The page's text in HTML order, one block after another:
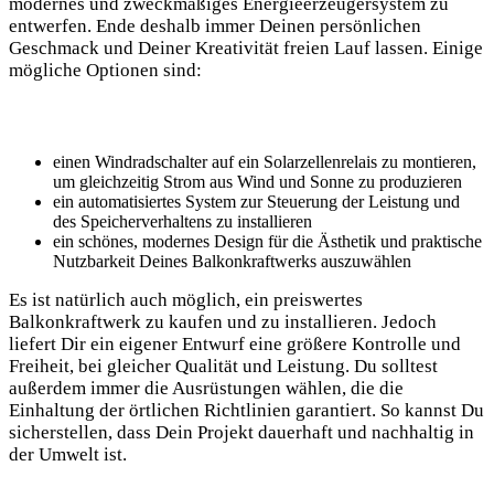
modernes und zweckmäßiges Energieerzeugersystem zu
entwerfen. Ende deshalb immer Deinen persönlichen
Geschmack und Deiner Kreativität freien Lauf lassen. Einige
mögliche Optionen sind:
einen Windradschalter auf⁣ ein Solarzellenrelais zu montieren,
um‌ gleichzeitig Strom aus Wind und Sonne zu produzieren
ein automatisiertes System zur Steuerung ⁢der Leistung und
des Speicherverhaltens ‌zu installieren
ein⁢ schönes, modernes‌ Design für die Ästhetik und ⁣praktische
Nutzbarkeit Deines ‌Balkonkraftwerks auszuwählen
Es ist natürlich auch möglich, ein preiswertes ​
Balkonkraftwerk⁤ zu kaufen und zu ‍installieren. Jedoch
liefert‍ Dir ein eigener⁢ Entwurf ​eine größere Kontrolle und
Freiheit, bei gleicher Qualität und Leistung. Du solltest⁣
außerdem immer die⁢ Ausrüstungen wählen, die die
Einhaltung‍ der örtlichen Richtlinien⁤ garantiert. So kannst Du
sicherstellen, dass ​Dein Projekt dauerhaft und nachhaltig in
der⁣ Umwelt ist.